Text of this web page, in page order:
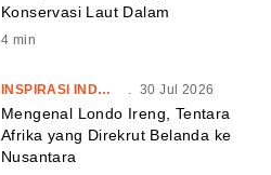
Konservasi Laut Dalam
4 min
INSPIRASI INDONESIA 30 Jul 2026
Mengenal Londo Ireng, Tentara
Afrika yang Direkrut Belanda ke
Nusantara